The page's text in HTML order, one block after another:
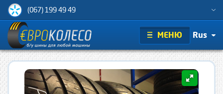
(067) 199 49 49
МЕНЮ Rus